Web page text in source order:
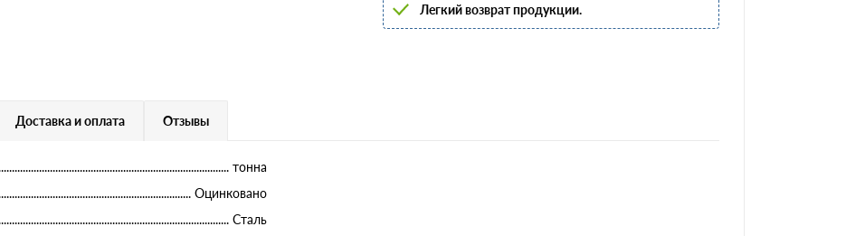
Легкий возврат продукции.
Доставка и оплата Отзывы
тонна
Оцинковано
Сталь